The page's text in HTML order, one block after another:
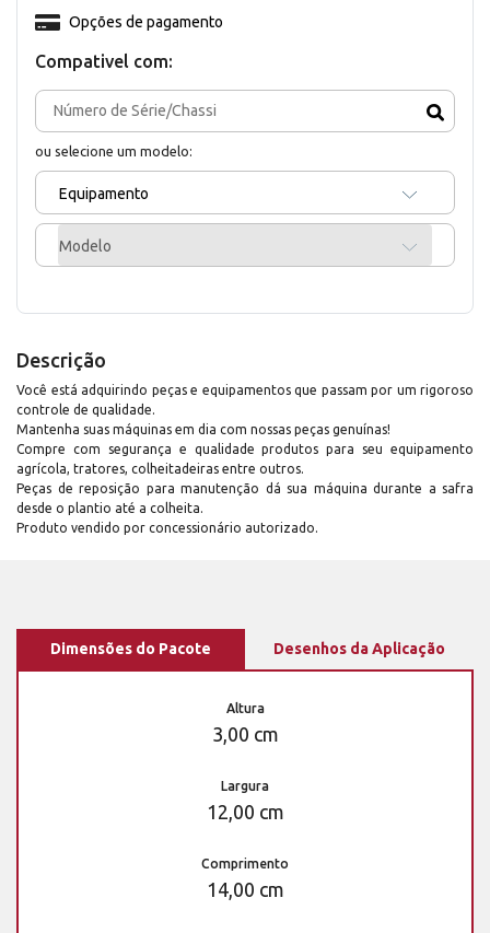
Compativel com:
ou selecione um modelo:
Equipamento
Modelo
Opções de pagamento
Descrição
Você está adquirindo peças e equipamentos que passam por um rigoroso
controle de qualidade.
Mantenha suas máquinas em dia com nossas peças genuínas!
Compre com segurança e qualidade produtos para seu equipamento
agrícola, tratores, colheitadeiras entre outros.
Peças de reposição para manutenção dá sua máquina durante a safra
desde o plantio até a colheita.
Produto vendido por concessionário autorizado.
Dimensões do Pacote Desenhos da Aplicação
Altura
3,00 cm
Largura
12,00 cm
Comprimento
14,00 cm